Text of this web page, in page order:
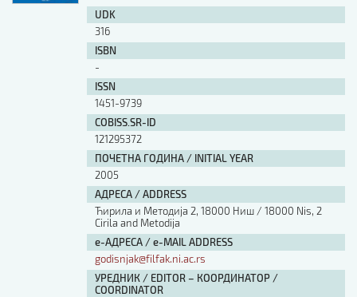
UDK
316
ISBN
-
ISSN
1451-9739
COBISS.SR-ID
121295372
ПОЧЕТНА ГОДИНА / INITIAL YEAR
2005
АДРЕСА / ADDRESS
Ћирила и Методија 2, 18000 Ниш / 18000 Nis, 2
Cirila and Metodija
е-АДРЕСА / e-MAIL ADDRESS
godisnjak@filfak.ni.ac.rs
УРЕДНИК / EDITOR – КООРДИНАТОР /
COORDINATOR